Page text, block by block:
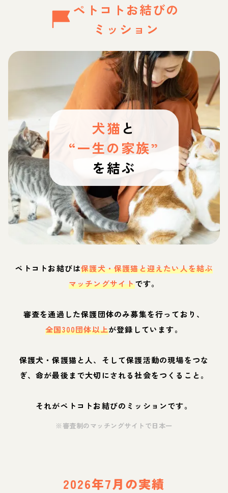
ペトコトお結びの
ミッション
犬猫 と
“一生の家族”
を結ぶ
ペトコトお結びは保護犬・保護猫と迎えたい人を結ぶ
マッチングサイトです。
審査を通過した保護団体のみ募集を行っており、
全国300団体以上が登録しています。
保護犬・保護猫と人、そして保護活動の現場をつな
ぎ、命が最後まで大切にされる社会をつくること。
それがペトコトお結びのミッションです。
※審査制のマッチングサイトで日本一
2026年7月の実績